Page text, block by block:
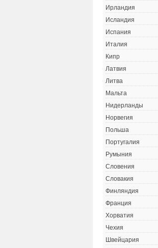
Ирландия
Исландия
Испания
Италия
Кипр
Латвия
Литва
Мальта
Нидерланды
Норвегия
Польша
Португалия
Румыния
Словения
Словакия
Финляндия
Франция
Хорватия
Чехия
Швейцария